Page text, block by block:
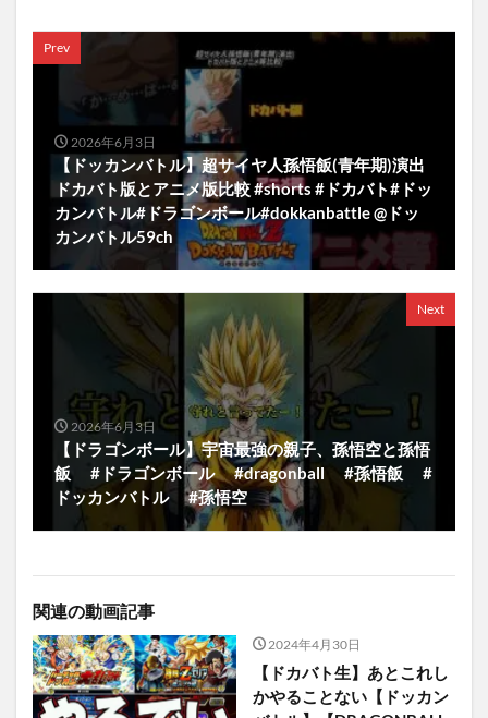
Prev
2026年6月3日
【ドッカンバトル】超サイヤ人孫悟飯(青年期)演出
ドカバト版とアニメ版比較 #shorts #ドカバト#ドッ
カンバトル#ドラゴンボール#dokkanbattle @ドッ
カンバトル59ch
Next
2026年6月3日
【ドラゴンボール】宇宙最強の親子、孫悟空と孫悟
飯 #ドラゴンボール #dragonball #孫悟飯 #
ドッカンバトル #孫悟空
関連の動画記事
2024年4月30日
【ドカバト生】あとこれし
かやることない【ドッカン